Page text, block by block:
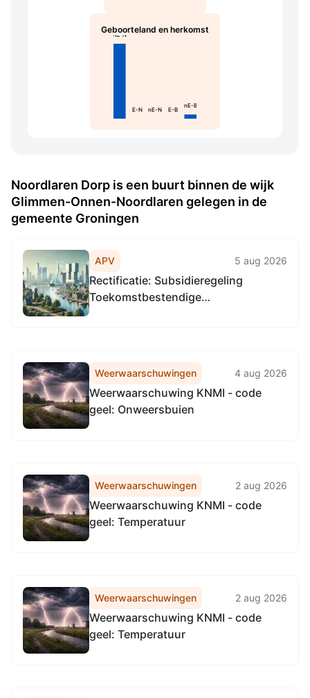
Geboorteland en herkomst
NL-N
E-N nE-N E-B
nE-B
Noordlaren Dorp is een buurt binnen de wijk
Glimmen-Onnen-Noordlaren gelegen in de
gemeente Groningen
APV 5 aug 2026
Rectificatie: Subsidieregeling
Toekomstbestendige
Weerwaarschuwingen 4 aug 2026
Weerwaarschuwing KNMI - code
geel: Onweersbuien
Weerwaarschuwingen 2 aug 2026
Weerwaarschuwing KNMI - code
geel: Temperatuur
Weerwaarschuwingen 2 aug 2026
Weerwaarschuwing KNMI - code
geel: Temperatuur